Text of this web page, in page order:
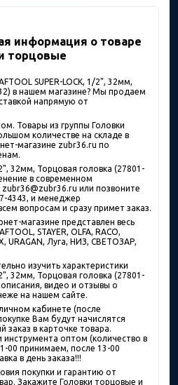
информация о товаре
торцовые
SUPER-LOCK, 1/2", 32мм,
в нашем магазине? Мы продаем
напрямую от
Товары из группы Головки
количестве на складе в
магазине zubr36.ru по
2", 32мм, Торцовая головка (27801-
в современном
или позвоните
4343, и менеджер
вопросам и сразу примет заказ.
магазине представлен весь
STAYER, OLFA, RACO,
URAGAN, Луга, НИЗ, СВЕТОЗАР,
изучить характеристики
2", 32мм, Торцовая головка (27801-
видео и отзывы о
на нашем сайте.
кабинете (после
Вам будут начислятся
заказ в карточке товара.
инструмента оптом (количество в
00 принимаем, после 13-00
в день заказа!!!
покупки и гарантию от
Закажите Головки торцовые и